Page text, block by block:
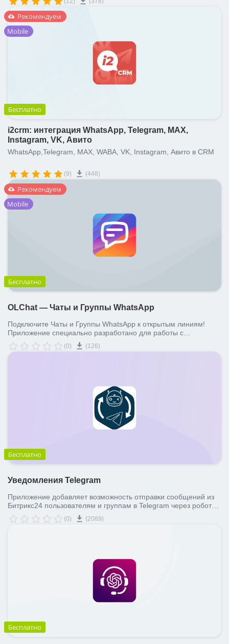
напрямую через "Открытые линии".
Рекомендуем
Mobile
Бесплатно
i2crm: интеграция WhatsApp, Telegram, MAX,
Instagram, VK, Авито
WhatsApp,Telegram, MAX, WABA, VK, Instagram, Авито в CRM
(9) (448)
Рекомендуем
Mobile
Бесплатно
OLChat — Чаты и Группы WhatsApp
Подключите Чаты и Группы WhatsApp к открытым линиям!
Приложение специально разработано для работы с
открытыми линиями.
(0) (126)
Бесплатно
Уведомления Telegram
Приложение добавляет возможность отправки сообщений из
Битрикс24 пользователям и группам в Telegram через роботов,
бизнес-процессы и из таймлайна.
(0) (2089)
Бесплатно